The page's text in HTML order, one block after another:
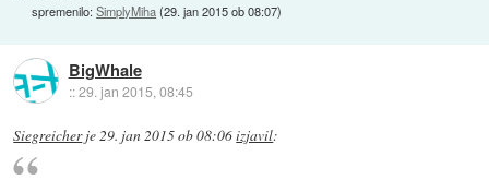
spremenilo:SimplyMiha(29. jan 2015 ob 08:07)
BigWhale
::29. jan 2015, 08:45
Siegreicherje 29. jan 2015 ob 08:06izjavil: